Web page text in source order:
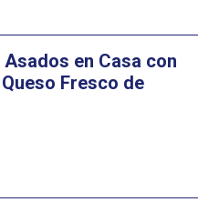
en Casa con
Fresco de